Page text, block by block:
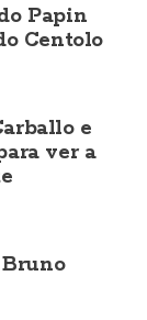
Papin
Centolo
e
ver a